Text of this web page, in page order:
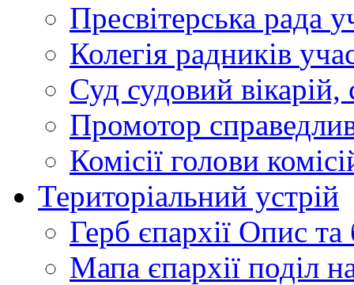
Пресвітерська рада
Колегія радників
Суд судовий вікарій,
Промотор
Комісії голови
Територіальний устрій
Герб єпархії Опис та
Мапа єпархії поділ